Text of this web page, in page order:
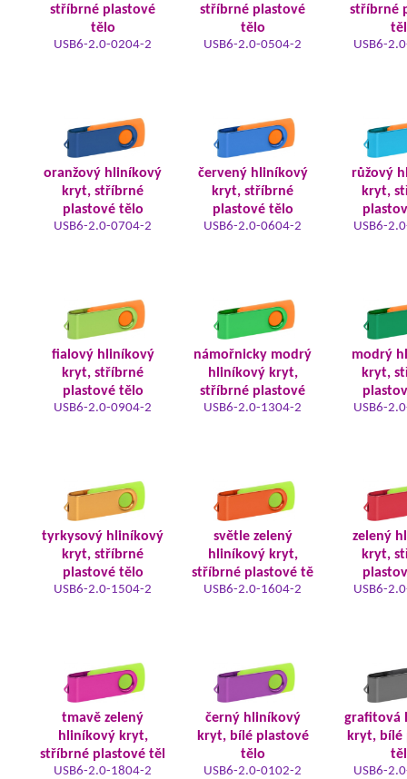
stříbrné plastové
tělo
USB6-2.0-0204-2
stříbrné plastové
tělo
USB6-2.0-0504-2
stříbrné
USB6-
oranžový hliníkový
kryt, stříbrné
plastové tělo
USB6-2.0-0704-2
červený hliníkový
kryt, stříbrné
plastové tělo
USB6-2.0-0604-2
růžový
kryt,
USB6-
fialový hliníkový
kryt, stříbrné
plastové tělo
USB6-2.0-0904-2
námořnicky modrý
hliníkový kryt,
stříbrné plastové
USB6-2.0-1304-2
modrý
kryt,
USB6-
tyrkysový hliníkový
kryt, stříbrné
plastové tělo
USB6-2.0-1504-2
světle zelený
hliníkový kryt,
stříbrné plastové tě
USB6-2.0-1604-2
zelený
kryt,
USB6-
tmavě zelený
hliníkový kryt,
stříbrné plastové těl
USB6-2.0-1804-2
černý hliníkový
kryt, bílé plastové
tělo
USB6-2.0-0102-2
grafitová
kryt, bílé
USB6-